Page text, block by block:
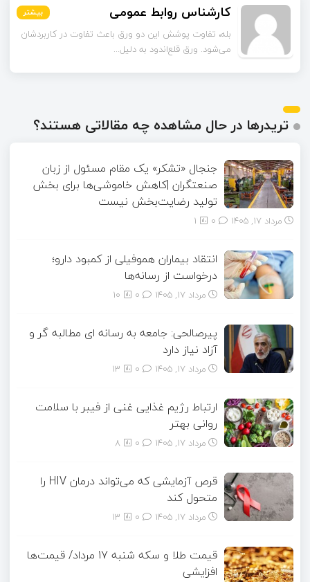
کارشناس روابط عمومی بیشتر
بله، تفاوت پوشش این دو ورق باعث تفاوت در کاربردشان
می‌شود. ورق قلع‌اندود به دلیل...
بیشتر
بیشتر
بیشتر
بیشتر
بیشتر
تریدرها در حال مشاهده چه مقالاتی هستند؟
جنجال «تشکر» یک مقام مسئول از زبان
صنعتگران |کاهش خاموشی‌ها برای بخش
تولید رضایت‌بخش نیست
مرداد ۱۷, ۱۴۰۵ 1
انتقاد بیماران هموفیلی از کمبود دارو؛
درخواست از رسانه‌ها
مرداد ۱۷, ۱۴۰۵ 10
پیرصالحی: جامعه به رسانه ای مطالبه گر و
آزاد نیاز دارد
مرداد ۱۷, ۱۴۰۵ 13
ارتباط رژیم غذایی غنی از فیبر با سلامت
روانی بهتر
مرداد ۱۷, ۱۴۰۵ 8
قرص آزمایشی که می‌تواند درمان HIV را
متحول کند
مرداد ۱۷, ۱۴۰۵ 13
قیمت طلا و سکه شنبه 17 مرداد/ قیمت‌ها
افزایشی